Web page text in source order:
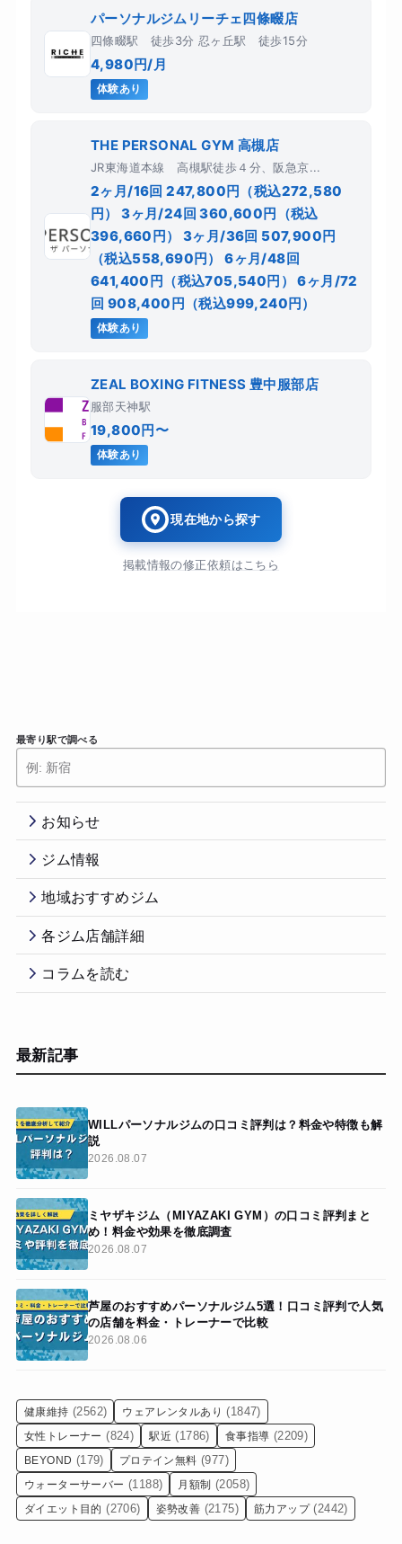
パーソナルジムリーチェ四條畷店
四條畷駅 徒歩3分 忍ヶ丘駅 徒歩15分
4,980円/月
体験あり
THE PERSONAL GYM 高槻店
JR東海道本線 高槻駅徒歩４分、阪急京...
2ヶ月/16回 247,800円（税込272,580
円） 3ヶ月/24回 360,600円（税込
396,660円） 3ヶ月/36回 507,900円
（税込558,690円） 6ヶ月/48回
641,400円（税込705,540円） 6ヶ月/72
回 908,400円（税込999,240円）
体験あり
ZEAL BOXING FITNESS 豊中服部店
服部天神駅
19,800円〜
体験あり
現在地から探す
掲載情報の修正依頼はこちら
最寄り駅で調べる
お知らせ
ジム情報
地域おすすめジム
各ジム店舗詳細
コラムを読む
最新記事
WILLパーソナルジムの口コミ評判は？料金や特徴も解
説
2026.08.07
ミヤザキジム（MIYAZAKI GYM）の口コミ評判まと
め！料金や効果を徹底調査
2026.08.07
芦屋のおすすめパーソナルジム5選！口コミ評判で人気
の店舗を料金・トレーナーで比較
2026.08.06
健康維持 (2562) ウェアレンタルあり (1847)
女性トレーナー (824) 駅近 (1786) 食事指導 (2209)
BEYOND (179) プロテイン無料 (977)
ウォーターサーバー (1188) 月額制 (2058)
ダイエット目的 (2706) 姿勢改善 (2175) 筋力アップ (2442)